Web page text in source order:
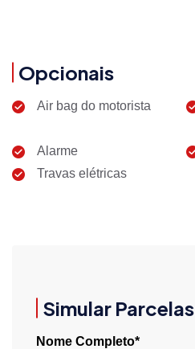
Opcionais
Air bag do motorista
Alarme
Travas elétricas
Simular Parcelas
Nome Completo*